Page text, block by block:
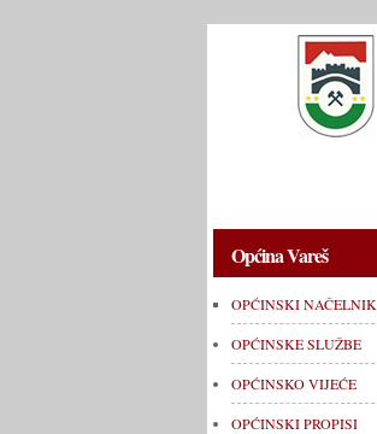
Općina Vareš
OPĆINSKI NAČELNIK
OPĆINSKE SLUŽBE
OPĆINSKO VIJEĆE
OPĆINSKI PROPISI